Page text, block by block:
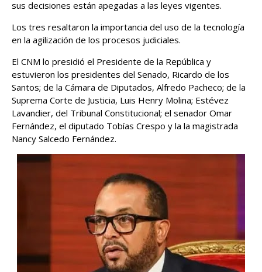
sus decisiones están apegadas a las leyes vigentes.
Los tres resaltaron la importancia del uso de la tecnología
en la agilización de los procesos judiciales.
El CNM lo presidió el Presidente de la República y
estuvieron los presidentes del Senado, Ricardo de los
Santos; de la Cámara de Diputados, Alfredo Pacheco; de la
Suprema Corte de Justicia, Luis Henry Molina; Estévez
Lavandier, del Tribunal Constitucional; el senador Omar
Fernández, el diputado Tobías Crespo y la la magistrada
Nancy Salcedo Fernández.